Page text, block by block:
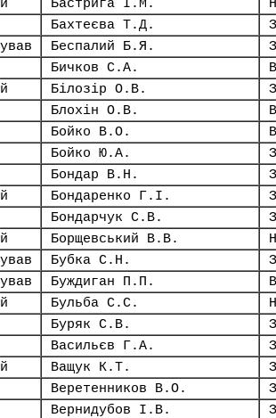
Бастрига І.М.
Бахтеєва Т.Д.
Беспалий Б.Я.
Бичков С.А.
Білозір О.В.
Блохін О.В.
Бойко В.О.
Бойко Ю.А.
Бондар В.Н.
Бондаренко Г.І.
Бондарчук С.В.
Борщевський В.В.
Бубка С.Н.
Буждиган П.П.
Бульба С.С.
Буряк С.В.
Васильєв Г.А.
Ващук К.Т.
Веретенников В.О.
Вернидубов І.В.